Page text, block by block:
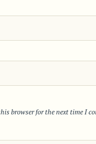
browser for the next time I